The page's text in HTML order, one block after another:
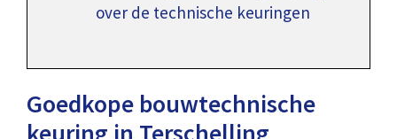
over de technische keuringen
Goedkope bouwtechnische
keuring in Terschelling